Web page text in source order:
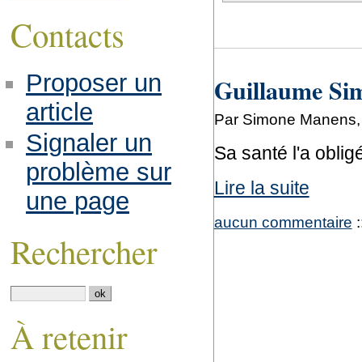
Guillaume
Par Simone
Sa santé l'a
Lire la suite
aucun commentaire
Contacts
Proposer un
article
Signaler un
problème sur
une page
Rechercher
À retenir